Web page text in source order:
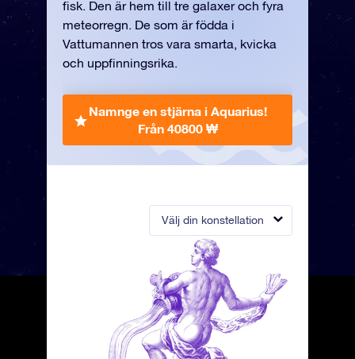
Välj din konstellation
fisk. Den är hem till tre galaxer och fyra
meteorregn. De som är födda i
Vattumannen tros vara smarta, kvicka
och uppfinningsrika.
Namnge en stjärna i Aquarius!
Från 40800 ₩